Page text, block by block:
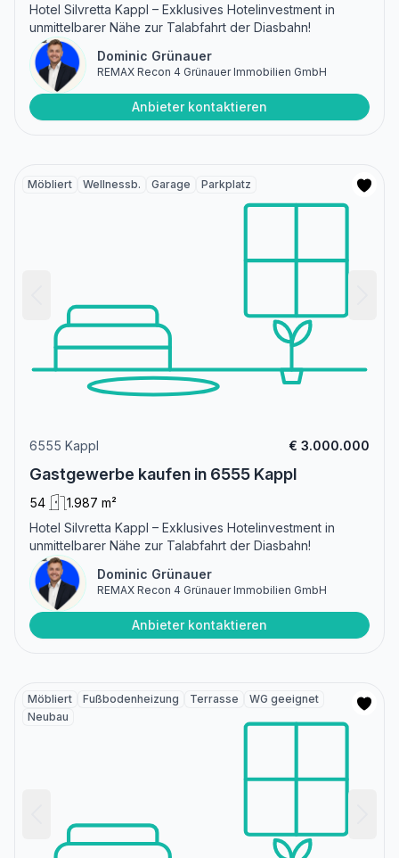
Hotel Silvretta Kappl – Exklusives Hotelinvestment in
unmittelbarer Nähe zur Talabfahrt der Diasbahn!
Dominic Grünauer
REMAX Recon 4 Grünauer Immobilien GmbH
Anbieter kontaktieren
Möbliert Wellnessb. Garage Parkplatz
6555 Kappl € 3.000.000
Gastgewerbe kaufen in 6555 Kappl
54
1.987 m²
Hotel Silvretta Kappl – Exklusives Hotelinvestment in
unmittelbarer Nähe zur Talabfahrt der Diasbahn!
Dominic Grünauer
REMAX Recon 4 Grünauer Immobilien GmbH
Anbieter kontaktieren
Möbliert Fußbodenheizung Terrasse
WG geeignet
Neubau